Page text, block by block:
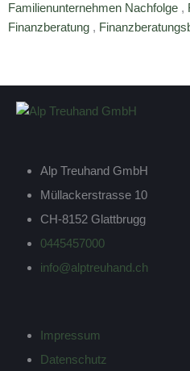
Familienunternehmen Nachfolge ,
Finanzberatung ,
Alp Treuhand GmbH
Müllackerstrasse 10
CH-8152 Glattbrugg
0445457000
info@alptreuhand.ch
Impressum
Datenschutz